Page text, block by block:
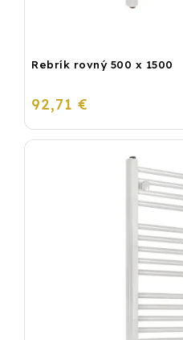
Rebrík rovný 500 x 1500
92,71 €